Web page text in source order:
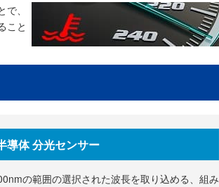
、
こと
導体 分光センサー
の範囲の選択された波長を取り込める、組み